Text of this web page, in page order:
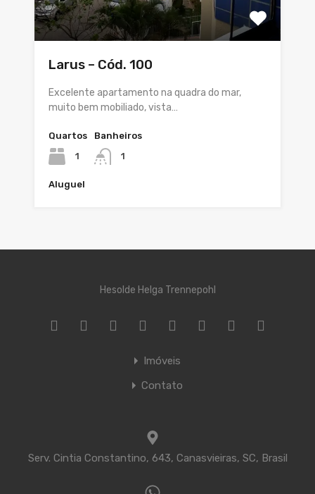
Larus – Cód. 100
Excelente apartamento na quadra do mar,
muito bem mobiliado, vista…
Quartos
1
Banheiros
1
Aluguel
Hesolde Helga Trennepohl
Imóveis
Contato
Serv. Cintia Constantino, 643, Canasvieiras, SC, Brasil